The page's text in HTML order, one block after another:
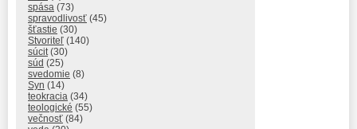
spása (73)
spravodlivosť (45)
šťastie (30)
Stvoriteľ (140)
súcit (30)
súd (25)
svedomie (8)
Syn (14)
teokracia (34)
teologické (55)
večnosť (84)